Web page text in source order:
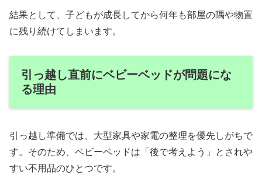
結果として、子どもが成長してから何年も部屋の隅や物置
に残り続けてしまいます。
引っ越し直前にベビーベッドが問題にな
る理由
引っ越し準備では、大型家具や家電の整理を優先しがちで
す。そのため、ベビーベッドは「後で考えよう」とされや
すい不用品のひとつです。